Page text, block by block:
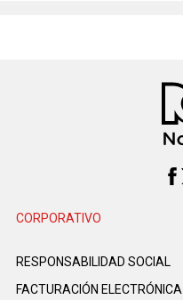
CORPORATIVO
RESPONSABILIDAD SOCIAL
FACTURACIÓN ELECTRÓNICA